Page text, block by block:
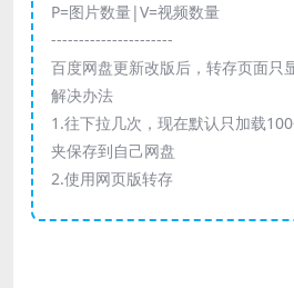
P=图片数量|V=视频数量
----------------------
百度网盘更新改版后，转存页面只
解决办法
1.往下拉几次，现在默认只加载
夹保存到自己网盘
2.使用网页版转存